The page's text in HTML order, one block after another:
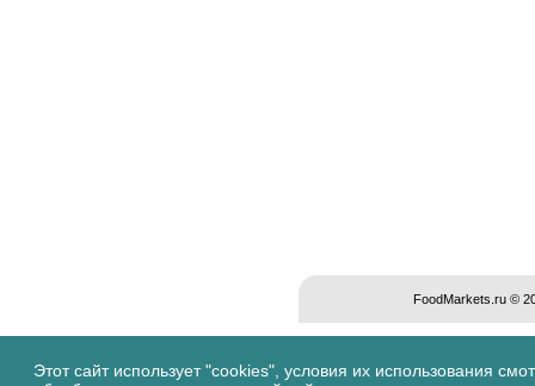
Этот сайт использует "cookies", условия их использования
FoodMarkets.ru ©